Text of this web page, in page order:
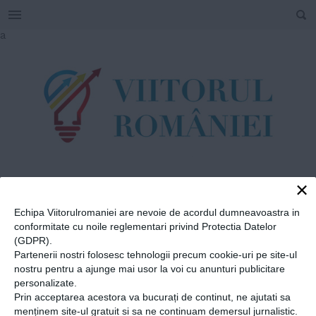
×
Echipa Viitorulromaniei are nevoie de acordul dumneavoastra in
conformitate cu noile reglementari privind Protectia Datelor
(GDPR).
Partenerii nostri folosesc tehnologii precum cookie-uri pe site-ul
nostru pentru a ajunge mai usor la voi cu anunturi publicitare
personalizate.
Prin acceptarea acestora va bucurați de continut, ne ajutati sa
menținem site-ul gratuit si sa ne continuam demersul jurnalistic.
a
#Misiunea
Permanentă a
Romaniei la ONU
Home » Misiunea Permanentă a Romaniei la ONU